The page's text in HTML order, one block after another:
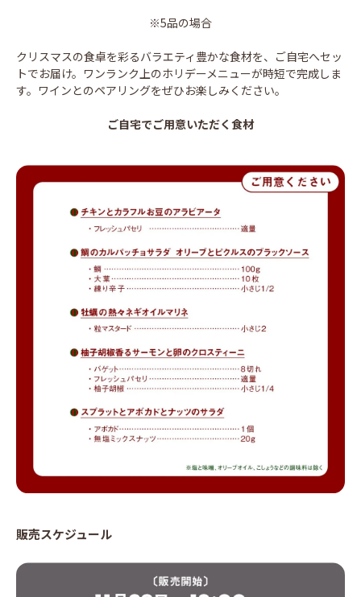
※5品の場合
クリスマスの食卓を彩るバラエティ豊かな食材を、ご自宅へセッ
トでお届け。ワンランク上のホリデーメニューが時短で完成しま
す。ワインとのペアリングをぜひお楽しみください。
ご自宅でご用意いただく食材
販売スケジュール